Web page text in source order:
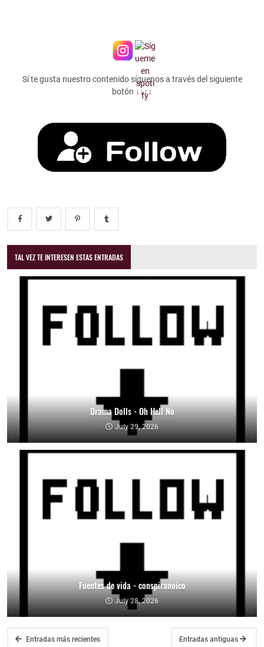
Sí te gusta nuestro contenido síguenos a través del siguiente
botón ↓↓↓↓
TAL VEZ TE INTERESEN ESTAS ENTRADAS
Drama Dolls - Oh Hell No
July 29, 2026
Fuentes de vida - conspiranoico
July 28, 2026
Entradas más recientes Entradas antiguas